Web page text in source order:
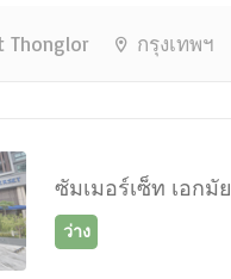
Thonglor กรุงเทพฯ
ซัมเมอร์เซ็ท เอกมัย
ว่าง